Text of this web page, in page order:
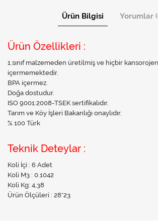
Ürün Bilgisi Yorumlar
Ürün Özellikleri :
1.sınıf malzemeden üretilmiş ve hiçbir
içermemektedir.
BPA içermez.
Doğa dostudur.
ISO 9001:2008-TSEK sertifikalıdır.
Tarım ve Köy İşleri Bakanlığı onaylıdır.
% 100 Türk
Teknik Deteylar :
Koli İçi : 6 Adet
Koli M3 : 0.1042
Koli Kg: 4,38
Ürün Ölçüleri : 28*23